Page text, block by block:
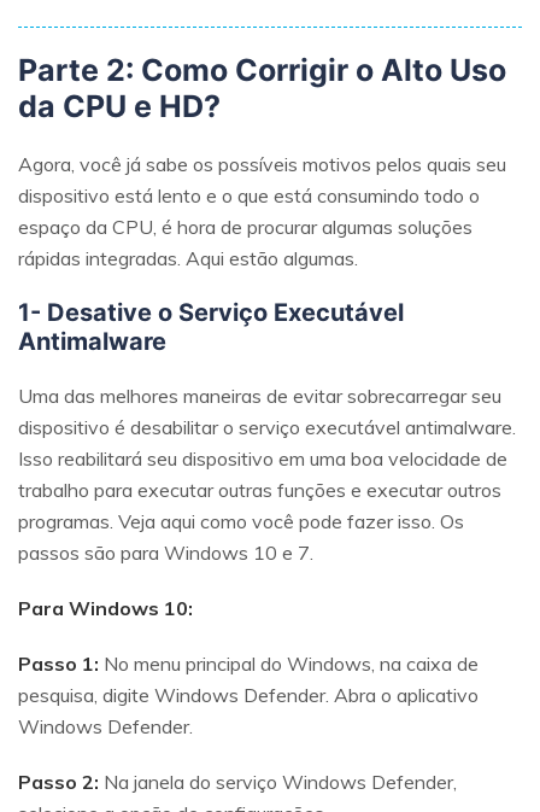
Parte 2: Como Corrigir o Alto Uso
da CPU e HD?
Agora, você já sabe os possíveis motivos pelos quais seu
dispositivo está lento e o que está consumindo todo o
espaço da CPU, é hora de procurar algumas soluções
rápidas integradas. Aqui estão algumas.
1- Desative o Serviço Executável
Antimalware
Uma das melhores maneiras de evitar sobrecarregar seu
dispositivo é desabilitar o serviço executável antimalware.
Isso reabilitará seu dispositivo em uma boa velocidade de
trabalho para executar outras funções e executar outros
programas. Veja aqui como você pode fazer isso. Os
passos são para Windows 10 e 7.
Para Windows 10:
Passo 1: No menu principal do Windows, na caixa de
pesquisa, digite Windows Defender. Abra o aplicativo
Windows Defender.
Passo 2: Na janela do serviço Windows Defender,